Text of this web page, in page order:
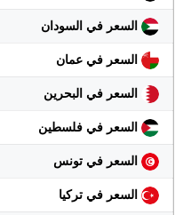
السعر في السودان
السعر في عمان
السعر في البحرين
السعر في فلسطين
السعر في تونس
السعر في تركيا